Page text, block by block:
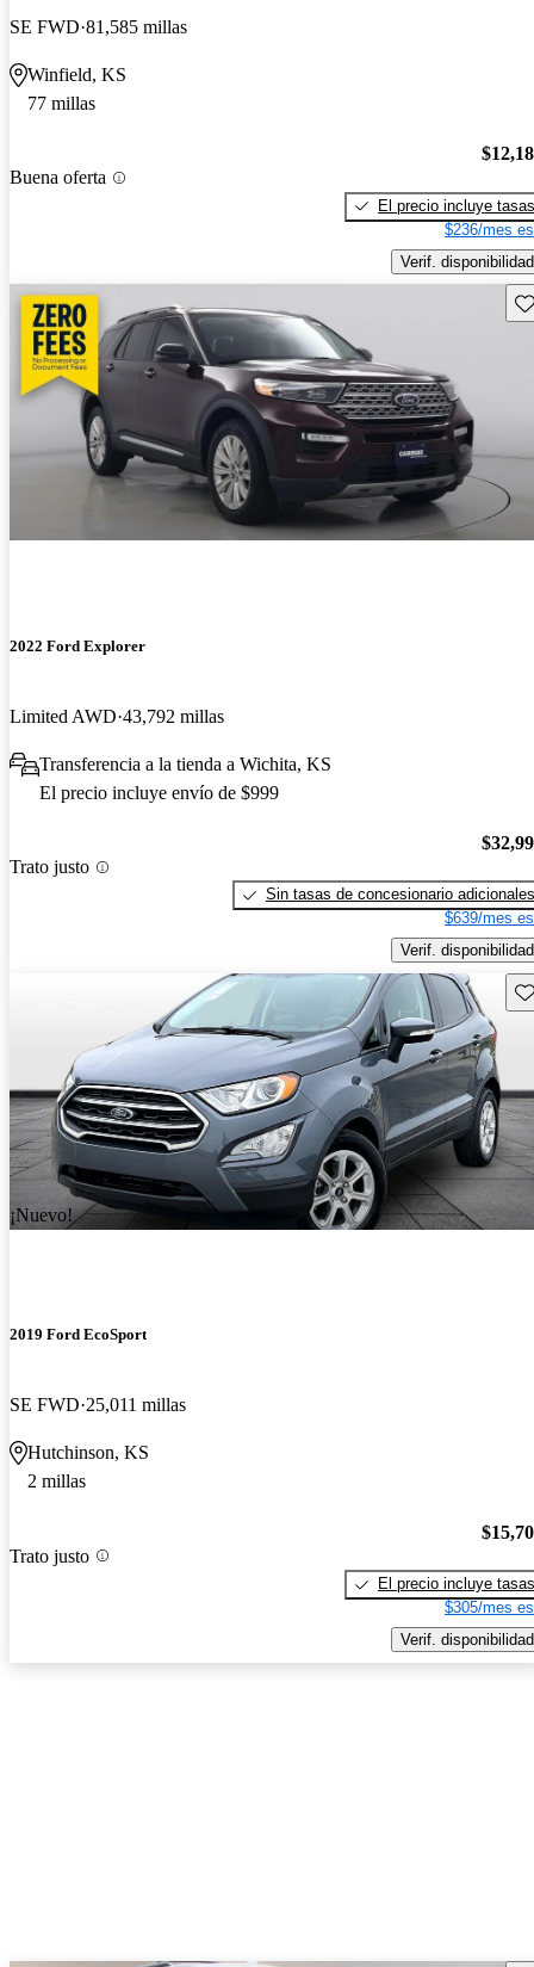
SE FWD 81,585 millas
Winfield, KS
77 millas
Buena oferta
El precio incluye tasas
$236/mes
Verif. disponibilidad
2022 Ford Explorer
Limited AWD 43,792 millas
Transferencia a la tienda a Wichita, KS
El precio incluye envío de $999
Trato justo
Sin tasas de concesionario adicionales
$639/mes
Verif. disponibilidad
¡Nuevo!
2019 Ford EcoSport
SE FWD 25,011 millas
Hutchinson, KS
2 millas
Trato justo
El precio incluye tasas
$305/mes
Verif. disponibilidad